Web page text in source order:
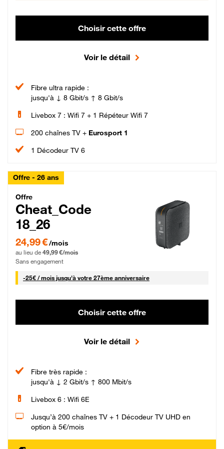
Choisir cette offre
Voir le détail
Fibre ultra rapide :
jusqu'à ↓ 8 Gbit/s ↑ 8 Gbit/s
Livebox 7 : Wifi 7 + 1 Répéteur Wifi 7
200 chaînes TV + Eurosport 1
1 Décodeur TV 6
Offre - 26 ans
Cheat_Code Fibre_18_26
Offre
Cheat_Code
18_26
24,99 € par mois pendant 0 mois puis 49,99 € par mois, Sans engagement
24,99 €/mois
au lieu de 49,99 €/mois
Sans engagement
-25€ / mois25 € par mois
jusqu'à votre 27ème anniversaire
Choisir cette offre
Voir le détail
Fibre très rapide :
jusqu'à ↓ 2 Gbit/s ↑ 800 Mbit/s
Livebox 6 : Wifi 6E
Jusqu’à 200 chaînes TV + 1 Décodeur TV UHD en
option à 5€/mois